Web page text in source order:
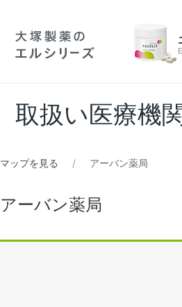
取扱い医療機
マップを見る アーバン薬局
アーバン薬局